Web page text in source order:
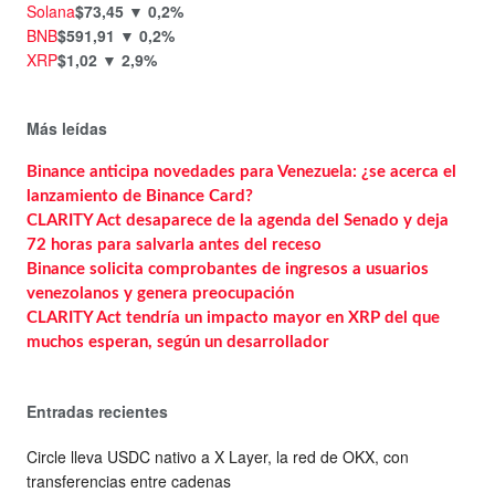
Solana$73,45 ▼ 0,2%
BNB$591,91 ▼ 0,2%
XRP$1,02 ▼ 2,9%
Más leídas
Binance anticipa novedades para Venezuela: ¿se acerca el
lanzamiento de Binance Card?
CLARITY Act desaparece de la agenda del Senado y deja
72 horas para salvarla antes del receso
Binance solicita comprobantes de ingresos a usuarios
venezolanos y genera preocupación
CLARITY Act tendría un impacto mayor en XRP del que
muchos esperan, según un desarrollador
Entradas recientes
Circle lleva USDC nativo a X Layer, la red de OKX, con
transferencias entre cadenas